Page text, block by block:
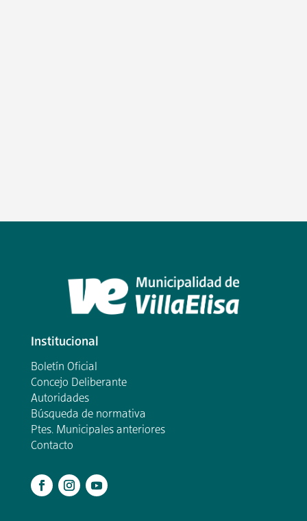
Institucional
Boletín Oficial
Concejo Deliberante
Autoridades
Búsqueda de normativa
Ptes. Municipales anteriores
Contacto